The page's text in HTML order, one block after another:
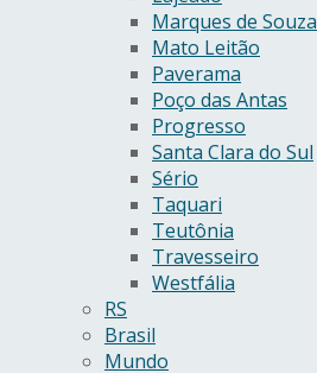
Marques de Souza
Mato Leitão
Paverama
Poço das Antas
Progresso
Santa Clara do Sul
Sério
Taquari
Teutônia
Travesseiro
Westfália
RS
Brasil
Mundo